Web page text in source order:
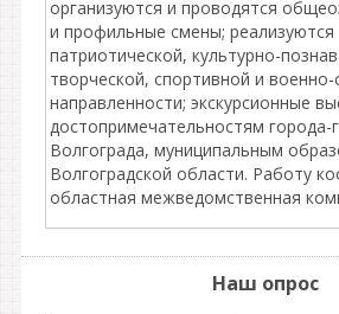
организуются и проводятся
и профильные смены;
патриотической, культурно-
творческой, спортивной и
направленности; экскурсионные
достопримечательностям города-
Волгограда, муниципальным
Волгоградской области. Работу
областная межведомственная
Наш опрос